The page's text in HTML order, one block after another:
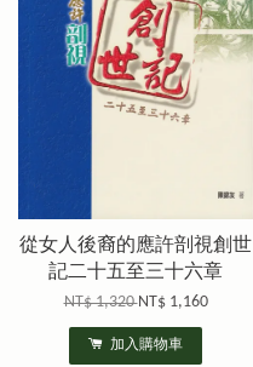
從女人後裔的應許剖視創世
記二十五至三十六章
NT$ 1,320NT$ 1,160
加入購物車